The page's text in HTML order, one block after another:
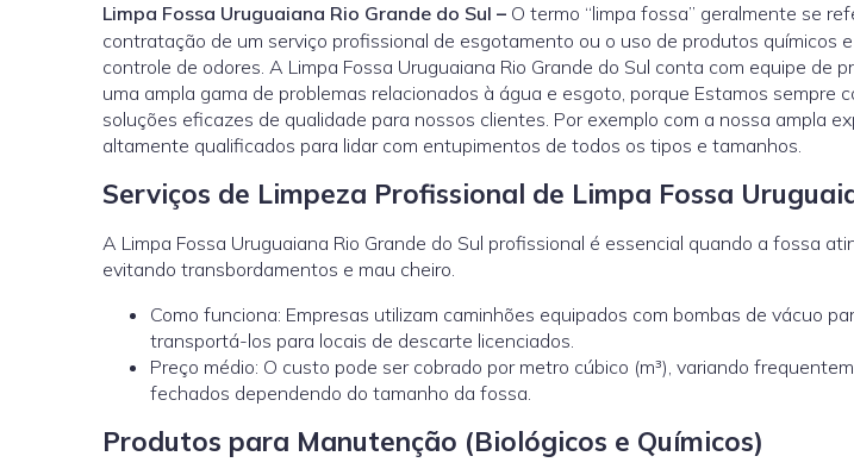
Limpa Fossa Uruguaiana Rio Grande do Sul – O termo “limpa fossa” geralmente se
contratação de um serviço profissional de esgotamento ou o uso de produtos químicos
controle de odores. A Limpa Fossa Uruguaiana Rio Grande do Sul conta com equipe de
uma ampla gama de problemas relacionados à água e esgoto, porque Estamos sempre
soluções eficazes de qualidade para nossos clientes. Por exemplo com a nossa ampla
altamente qualificados para lidar com entupimentos de todos os tipos e tamanhos.
Serviços de Limpeza Profissional de Limpa Fossa
A Limpa Fossa Uruguaiana Rio Grande do Sul profissional é essencial quando a fossa
evitando transbordamentos e mau cheiro.
Como funciona: Empresas utilizam caminhões equipados com bombas de vácuo
transportá-los para locais de descarte licenciados.
Preço médio: O custo pode ser cobrado por metro cúbico (m³), variando
fechados dependendo do tamanho da fossa.
Produtos para Manutenção (Biológicos e Químicos)